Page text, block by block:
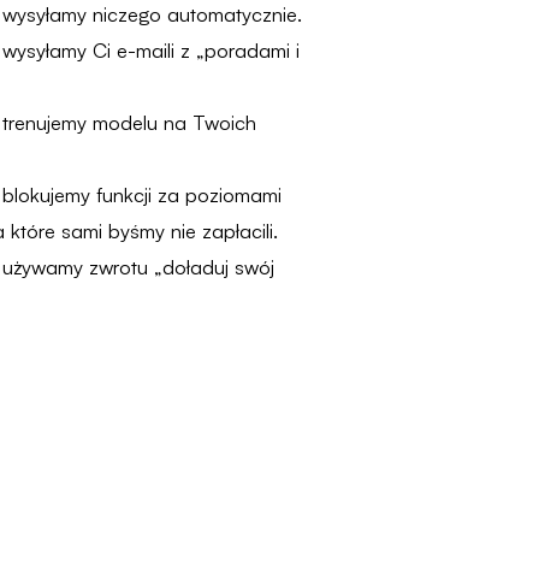
niczego automatycznie.
Ci e-maili z „poradami i
modelu na Twoich
funkcji za poziomami
które sami byśmy nie zapłacili.
zwrotu „doładuj swój